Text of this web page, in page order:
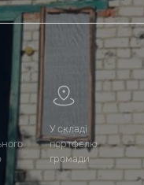
У складі
портфелю
громади